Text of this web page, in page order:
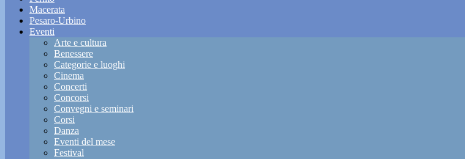
Macerata
Pesaro-Urbino
Eventi
Arte e cultura
Benessere
Categorie e luoghi
Cinema
Concerti
Concorsi
Convegni e seminari
Corsi
Danza
Eventi del mese
Festival